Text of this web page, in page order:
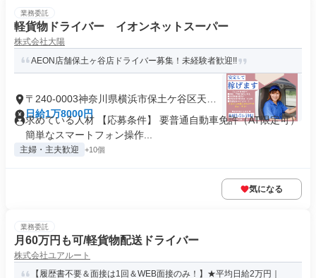
業務委託
軽貨物ドライバー イオンネットスーパー
株式会社大陽
AEON店舗保土ヶ谷店ドライバー募集！未経験者歓迎!!
〒240-0003神奈川県横浜市保土ケ谷区天王
町
日給1万8000円
求めている人材 【応募条件】 要普通自動車免許（AT限定可）
簡単なスマートフォン操作...
主婦・主夫歓迎 +10個
気になる
業務委託
月60万円も可/軽貨物配送ドライバー
株式会社ユアルート
【履歴書不要＆面接は1回＆WEB面接のみ！】★平均日給2万円｜